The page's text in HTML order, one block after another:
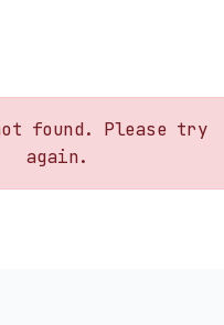
found. Please try
again.